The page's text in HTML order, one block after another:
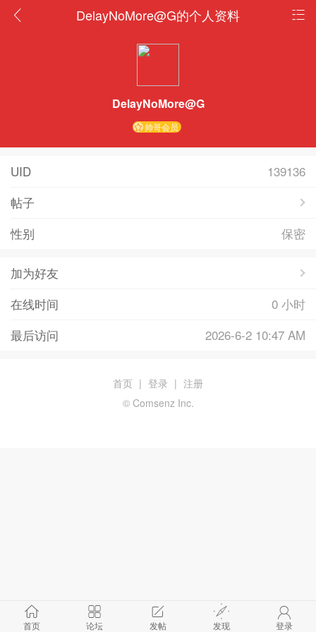
DelayNoMore@G的个人资料
DelayNoMore@G
帅哥会员
UID
139136
帖子
性别
保密
加为好友
在线时间
0 小时
最后访问
2026-6-2 10:47 AM
首页 论坛 发帖 发现 登录
首页 | 登录 | 注册
© Comsenz Inc.